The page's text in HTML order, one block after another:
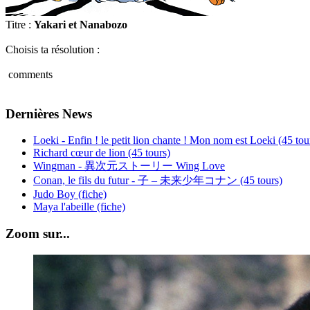
Titre : Yakari et Nanabozo
Choisis ta résolution :
comments
Dernières News
Loeki - Enfin ! le petit lion chante ! Mon nom est Loeki (45
Richard cœur de lion (45 tours)
Wingman - 異次元ストーリー Wing Love
Conan, le fils du futur - 子 – 未来少年コナン (45 tours)
Judo Boy (fiche)
Maya l'abeille (fiche)
Zoom sur...